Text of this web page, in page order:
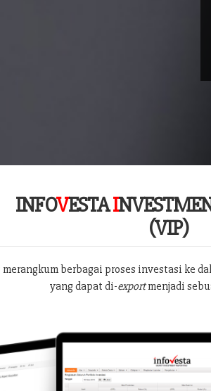
INFOVESTAI
(VIP)
merangkum berbagai proses investasi ke
yang dapat di-exportmenjadi